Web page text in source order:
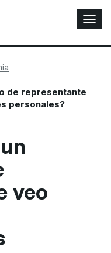
A
l
t
de representante
personales?
veo